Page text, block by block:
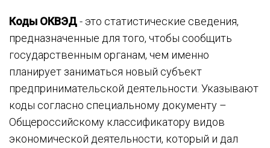
Коды ОКВЭД- это статистические сведения,
предназначенные для того, чтобы сообщить
государственным органам, чем именно
планирует заниматься новый субъект
предпринимательской деятельности. Указывают
коды согласно специальному документу –
Общероссийскому классификатору видов
экономической деятельности, который и дал